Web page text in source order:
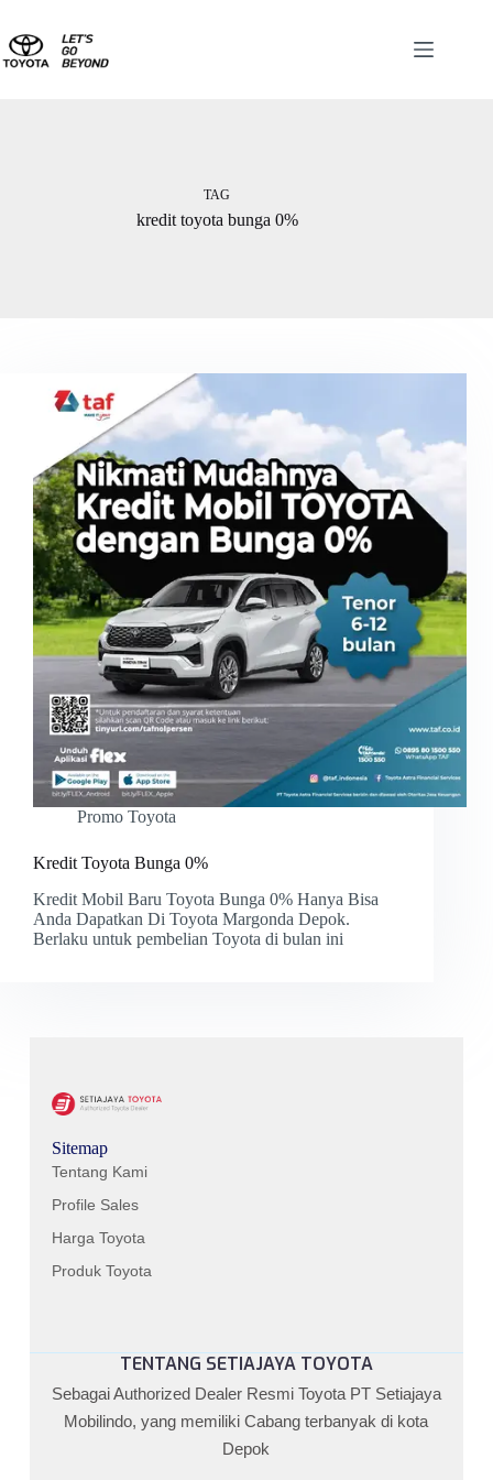
TAG
kredit toyota bunga 0%
Promo Toyota
Kredit Toyota Bunga 0%
Kredit Mobil Baru Toyota Bunga 0% Hanya Bisa
Anda Dapatkan Di Toyota Margonda Depok.
Berlaku untuk pembelian Toyota di bulan ini
Sitemap
Tentang Kami
Profile Sales
Harga Toyota
Produk Toyota
TENTANG SETIAJAYA TOYOTA
Sebagai Authorized Dealer Resmi Toyota PT Setiajaya
Mobilindo, yang memiliki Cabang terbanyak di kota
Depok